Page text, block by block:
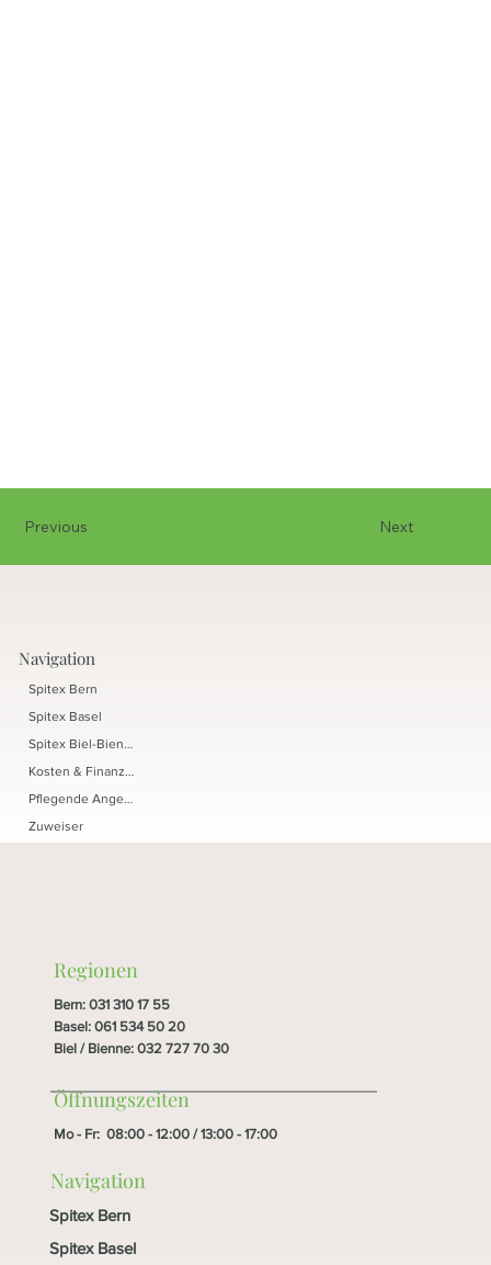
Next
Previous
Navigation
Spitex Bern
Spitex Basel
Spitex Biel-Bienne
Kosten & Finanzierung
Pflegende Angehörige
Zuweiser
Regionen
Bern:031 310 17 55
Basel:061 534 50 20
Biel / Bienne:032 727 70 30
Öffnungszeiten
Mo - Fr: 08:00 - 12:00 / 13:00 - 17:00
Navigation
Spitex Bern
Spitex Basel